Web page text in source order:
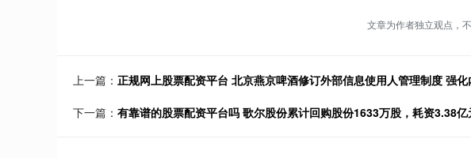
文章为作者独立观点，
上一篇： 正规网上股票配资平台 北京燕京啤酒修订外部信息使用人管理制度 强
下一篇： 有靠谱的股票配资平台吗 歌尔股份累计回购股份1633万股，耗资3.38亿